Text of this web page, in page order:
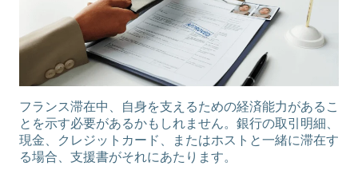
フランス滞在中、自身を支えるための経済能力があるこ
とを示す必要があるかもしれません。銀行の取引明細、
現金、クレジットカード、またはホストと一緒に滞在す
る場合、支援書がそれにあたります。